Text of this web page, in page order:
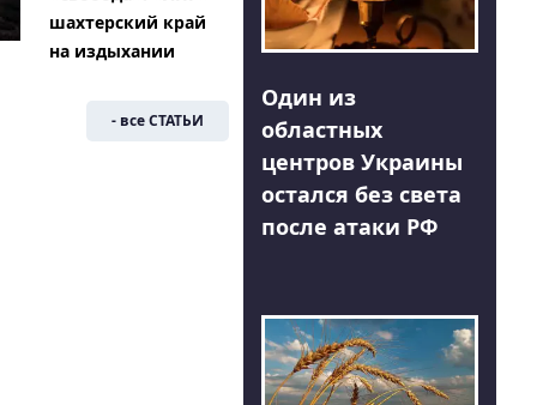
шахтерский край
на издыхании
- все СТАТЬИ
Один из
областных
центров Украины
остался без света
после атаки РФ